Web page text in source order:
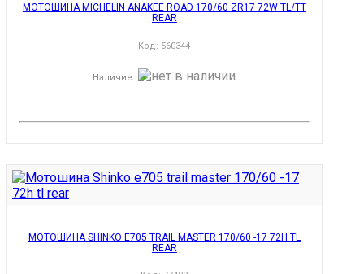
МОТОШИНА MICHELIN ANAKEE ROAD 170/60 ZR17 72W TL/TT
REAR
Код: 560344
Наличие:
МОТОШИНА SHINKO E705 TRAIL MASTER 170/60 -17 72H TL
REAR